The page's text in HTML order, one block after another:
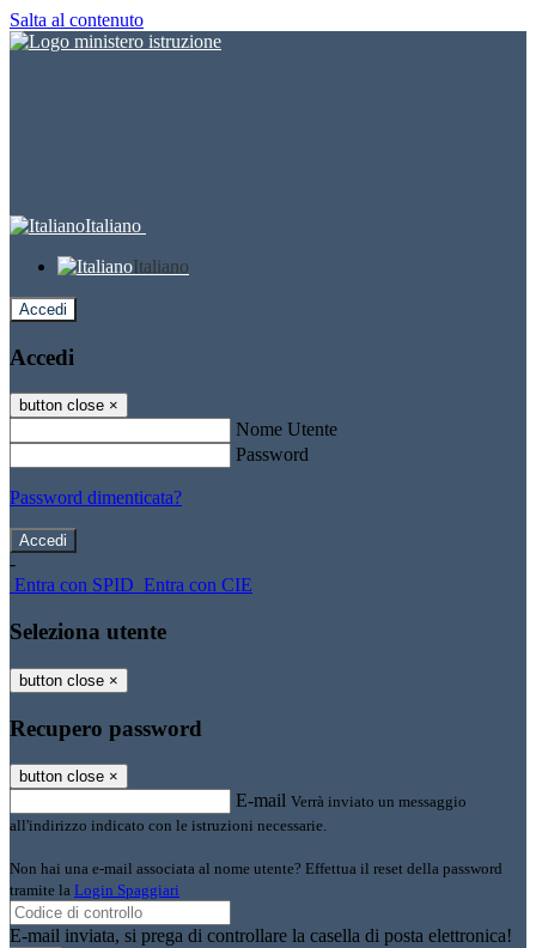
Salta al contenuto
Italiano
Italiano
Accedi
Accedi
button close ×
Nome Utente
Password
Password dimenticata?
-
Entra con SPID Entra con CIE
Seleziona utente
button close ×
Recupero password
button close ×
E-mail Verrà inviato un messaggio
all'indirizzo indicato con le istruzioni necessarie.
Non hai una e-mail associata al nome utente? Effettua il reset della password
tramite la Login Spaggiari
E-mail inviata, si prega di controllare la casella di posta elettronica!